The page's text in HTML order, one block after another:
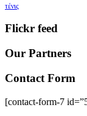
τένις
Flickr feed
Our Partners
Contact Form
[contact-form-7